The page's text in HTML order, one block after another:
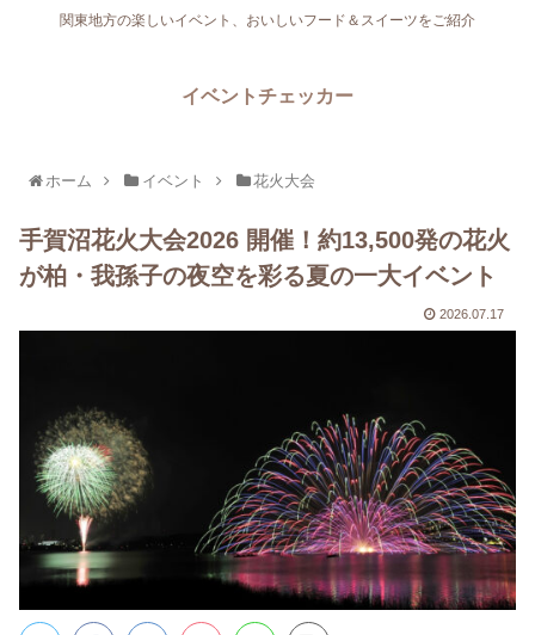
関東地方の楽しいイベント、おいしいフード＆スイーツをご紹介
イベントチェッカー
ホーム イベント 花火大会
手賀沼花火大会2026 開催！約13,500発の花火
が柏・我孫子の夜空を彩る夏の一大イベント
2026.07.17